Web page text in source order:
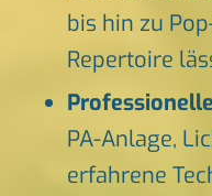
bis hin zu
Repertoire
PA-Anlage,
erfahrene